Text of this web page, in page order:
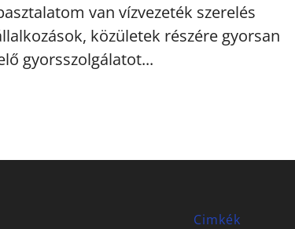
van vízvezeték szerelés
közületek részére gyorsan
gyorsszolgálatot...
Cimkék